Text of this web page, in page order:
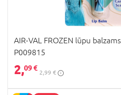
AIR-VAL FROZEN lūpu
P009815
2,09 €
2,99 €